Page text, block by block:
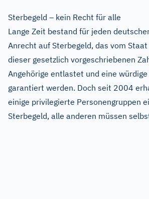
Sterbegeld – kein Recht für alle
Lange Zeit bestand für jeden
Anrecht auf Sterbegeld, das vom
dieser gesetzlich vorgeschriebenen
Angehörige entlastet und eine
garantiert werden. Doch seit 2004
einige privilegierte Personengruppen
Sterbegeld, alle anderen müssen